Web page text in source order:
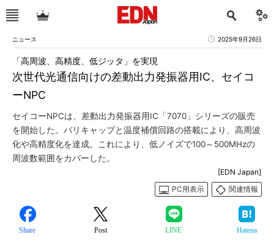
ニュース 2025年9月26日
次世代光通信向けの差動出力発振器用IC、セイコ
ーNPC
「高周波、高精度、低ジッタ」を実現
セイコーNPCは、差動出力発振器用IC「7070」シリーズの販売
を開始した。バリキャップと温度補償回路の搭載により、高周波
化や高精度化を達成。これにより、低ノイズで100～500MHzの
周波数範囲をカバーした。
[EDN Japan]
PC用表示
関連情報
Share Post LINE Hatena